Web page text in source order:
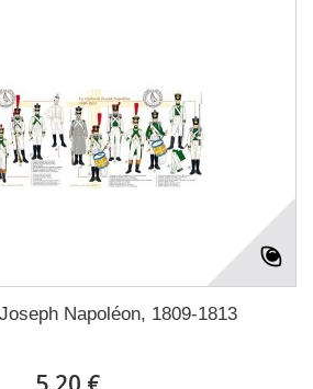
Napoléon, 1809-1813